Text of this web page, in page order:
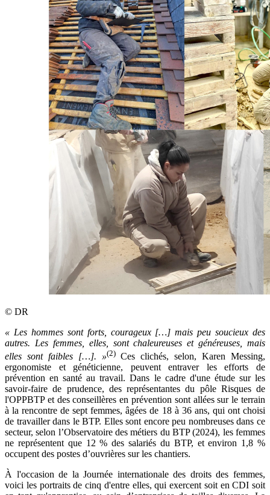
© DR
« Les hommes sont forts, courageux […] mais peu soucieux des
autres. Les femmes, elles, sont chaleureuses et généreuses, mais
elles sont faibles […].
»(2) Ces clichés, selon, Karen Messing,
ergonomiste et généticienne, peuvent entraver les efforts de
prévention en santé au travail. Dans le cadre d'une étude sur les
savoir-faire de prudence, des représentantes du pôle Risques de
l'OPPBTP et des conseillères en prévention sont allées sur le terrain
à la rencontre de sept femmes, âgées de 18 à 36 ans, qui ont choisi
de travailler dans le BTP. Elles sont encore peu nombreuses dans ce
secteur, selon l’Observatoire des métiers du BTP (2024), les femmes
ne représentent que 12 % des salariés du BTP, et environ 1,8 %
occupent des postes d’ouvrières sur les chantiers.
À l'occasion de la Journée internationale des droits des femmes,
voici les portraits de cinq d'entre elles, qui exercent soit en CDI soit